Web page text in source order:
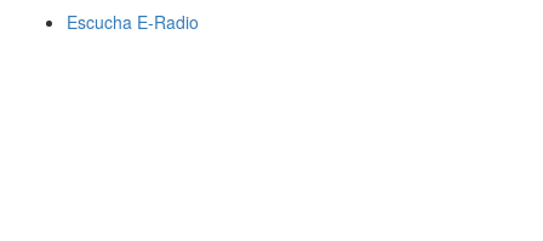
Escucha E-Radio